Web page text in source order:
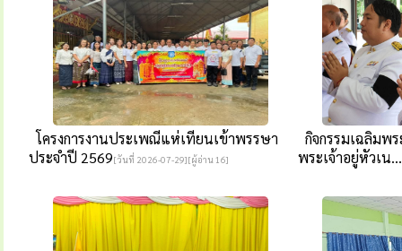
โครงการงานประเพณีแห่เทียนเข้าพรรษา
ประจำปี 2569[วันที่ 2026-07-29][ผู้อ่าน 16]
กิจกรรมเฉลิมพ
พระเจ้าอยู่หัวเน...